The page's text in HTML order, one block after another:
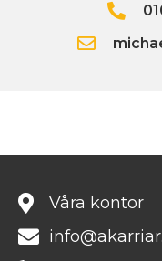
Våra kontor